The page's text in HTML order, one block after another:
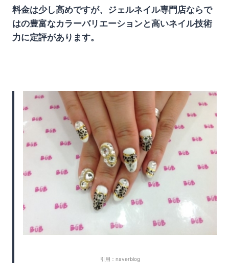
料金は少し高めですが、ジェルネイル専門店ならで
はの豊富なカラーバリエーションと高いネイル技術
力に定評があります。
引用：naverblog